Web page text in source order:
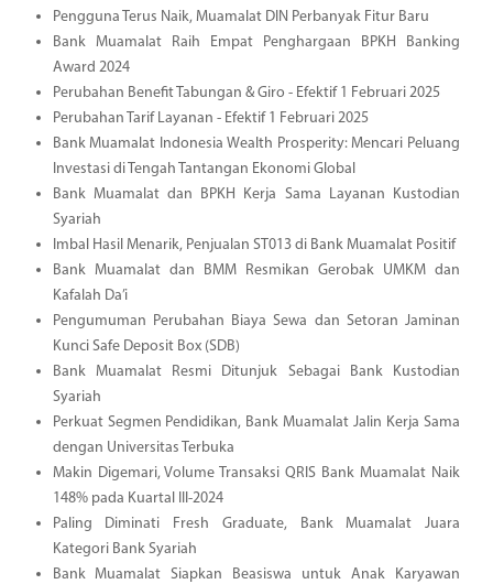
Pengguna Terus Naik, Muamalat DIN Perbanyak Fitur Baru
Bank Muamalat Raih Empat Penghargaan BPKH Banking
Award 2024
Perubahan Benefit Tabungan & Giro - Efektif 1 Februari 2025
Perubahan Tarif Layanan - Efektif 1 Februari 2025
Bank Muamalat Indonesia Wealth Prosperity: Mencari Peluang
Investasi di Tengah Tantangan Ekonomi Global
Bank Muamalat dan BPKH Kerja Sama Layanan Kustodian
Syariah
Imbal Hasil Menarik, Penjualan ST013 di Bank Muamalat Positif
Bank Muamalat dan BMM Resmikan Gerobak UMKM dan
Kafalah Da’i
Pengumuman Perubahan Biaya Sewa dan Setoran Jaminan
Kunci Safe Deposit Box (SDB)
Bank Muamalat Resmi Ditunjuk Sebagai Bank Kustodian
Syariah
Perkuat Segmen Pendidikan, Bank Muamalat Jalin Kerja Sama
dengan Universitas Terbuka
Makin Digemari, Volume Transaksi QRIS Bank Muamalat Naik
148% pada Kuartal III-2024
Paling Diminati Fresh Graduate, Bank Muamalat Juara
Kategori Bank Syariah
Bank Muamalat Siapkan Beasiswa untuk Anak Karyawan